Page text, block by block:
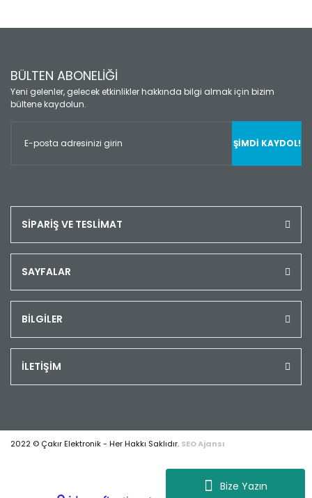
Bize Yazın
BÜLTEN ABONELİĞİ
Yeni gelenler, gelecek etkinlikler hakkında bilgi almak için bizim
bültene kaydolun.
ŞİMDİ KAYDOL!
SİPARİŞ VE TESLİMAT
SAYFALAR
BİLGİLER
İLETİŞİM
2022 © Çakır Elektronik - Her Hakkı Saklıdır. SEO Ajansı